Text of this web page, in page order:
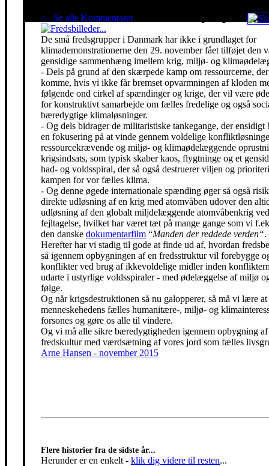
< Se alle KommentarerRed klimaet - stop krigen!
De små fredsgrupper i Danmark har ikke i grundlaget for
klimademonstrationerne den 29. november fået tilføjet den
gensidige sammenhæng imellem krig, miljø- og
- Dels på grund af den skærpede kamp om ressourcerne,
komme, hvis vi ikke får bremset opvarmningen af kloden
følgende ond cirkel af spændinger og krige, der vil være
for konstruktivt samarbejde om fælles fredelige og også
bæredygtige klimaløsninger.
- Og dels bidrager de militaristiske tankegange, der ensidigt
en fokusering på at vinde gennem voldelige
ressourcekrævende og miljø- og klimaødelæggende
krigsindsats, som typisk skaber kaos, flygtninge og et
had- og voldsspiral, der så også destruerer viljen og
kampen for vor fælles klima.
- Og denne øgede internationale spænding øger så også
direkte udløsning af en krig med atomvåben udover den
udløsning af den globalt miljdelæggende atomvåbenkrig
fejltagelse, hvilket har været tæt på mange gange som vi
den danske dokumentarfilm “Manden der reddede verden“.
Herefter har vi stadig til gode at finde ud af, hvordan
så igennem opbygningen af en fredsstruktur vil forebygge
konflikter ved brug af ikkevoldelige midler inden
udarte i ustyrlige voldsspiraler - med ødelæggelse af miljø
følge.
Og når krigsdestruktionen så nu galopperer, så må vi lære
menneskehedens fælles humanitære-, miljø- og
forsones og gøre os alle til vindere.
Og vi må alle sikre bæredygtigheden igennem opbygning af
fredskultur med værdsætning af vores jord som fælles
Arne Hansen - november 2015
Flere historier fra de sidste år...
Herunder er en enkelt - klik dig videre til resten...